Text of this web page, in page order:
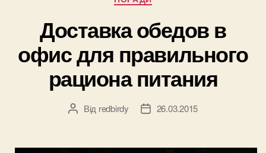
Доставка обедов в
офис для правильного
рациона питания
Автор
Від redbirdy
Дата26.03.2015